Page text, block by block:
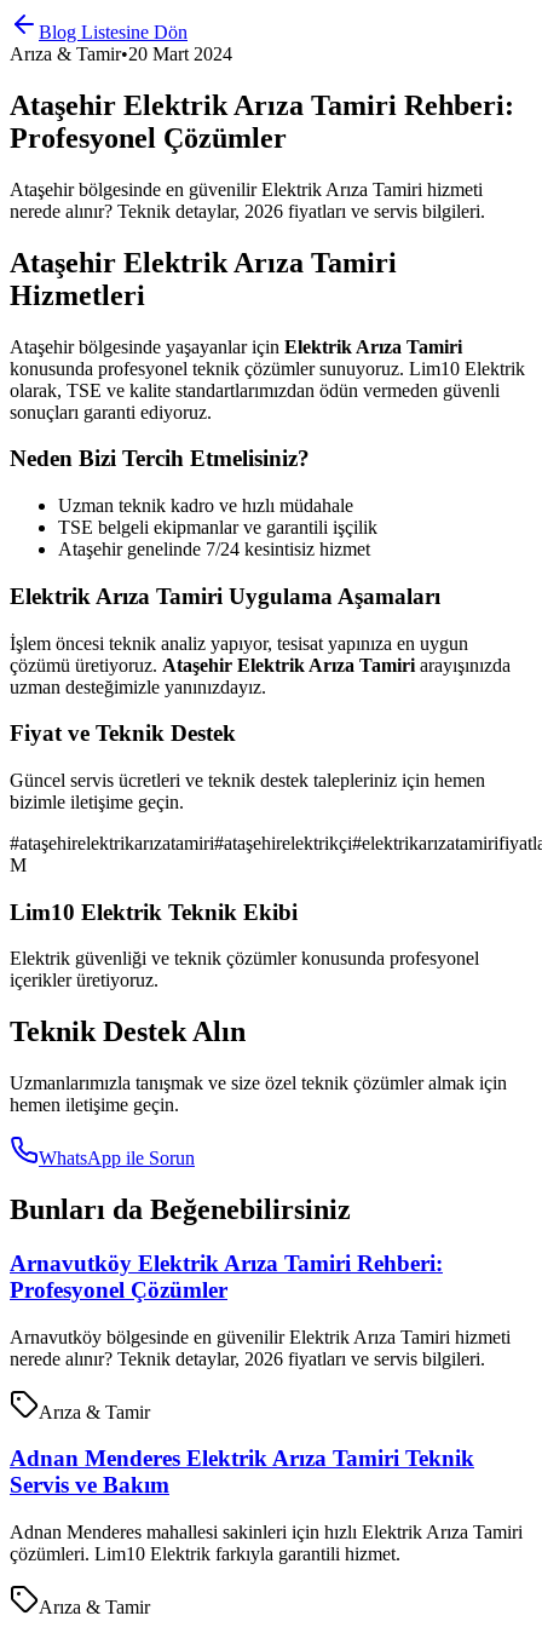
Blog Listesine Dön
Arıza & Tamir•20 Mart 2024
Ataşehir Elektrik Arıza Tamiri Rehberi:
Profesyonel Çözümler
Ataşehir bölgesinde en güvenilir Elektrik Arıza Tamiri hizmeti
nerede alınır? Teknik detaylar, 2026 fiyatları ve servis bilgileri.
Ataşehir Elektrik Arıza Tamiri
Hizmetleri
Ataşehir bölgesinde yaşayanlar için Elektrik Arıza Tamiri
konusunda profesyonel teknik çözümler sunuyoruz. Lim10 Elektrik
olarak, TSE ve kalite standartlarımızdan ödün vermeden güvenli
sonuçları garanti ediyoruz.
Neden Bizi Tercih Etmelisiniz?
Uzman teknik kadro ve hızlı müdahale
TSE belgeli ekipmanlar ve garantili işçilik
Ataşehir genelinde 7/24 kesintisiz hizmet
Elektrik Arıza Tamiri Uygulama Aşamaları
İşlem öncesi teknik analiz yapıyor, tesisat yapınıza en uygun
çözümü üretiyoruz. Ataşehir Elektrik Arıza Tamiri arayışınızda
uzman desteğimizle yanınızdayız.
Fiyat ve Teknik Destek
Güncel servis ücretleri ve teknik destek talepleriniz için hemen
bizimle iletişime geçin.
#ataşehirelektrikarızatamiri#ataşehirelektrikçi#
M
Lim10 Elektrik Teknik Ekibi
Elektrik güvenliği ve teknik çözümler konusunda profesyonel
içerikler üretiyoruz.
Teknik Destek Alın
Uzmanlarımızla tanışmak ve size özel teknik çözümler almak için
hemen iletişime geçin.
WhatsApp ile Sorun
Bunları da Beğenebilirsiniz
Arnavutköy Elektrik Arıza Tamiri Rehberi:
Profesyonel Çözümler
Arnavutköy bölgesinde en güvenilir Elektrik Arıza Tamiri hizmeti
nerede alınır? Teknik detaylar, 2026 fiyatları ve servis bilgileri.
Arıza & Tamir
Adnan Menderes Elektrik Arıza Tamiri Teknik
Servis ve Bakım
Adnan Menderes mahallesi sakinleri için hızlı Elektrik Arıza Tamiri
çözümleri. Lim10 Elektrik farkıyla garantili hizmet.
Arıza & Tamir